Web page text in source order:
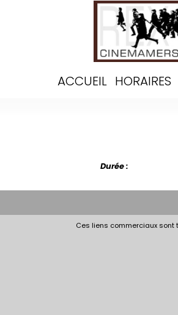
ACCUEIL HORAIRES
Durée :
Ces liens commerciaux